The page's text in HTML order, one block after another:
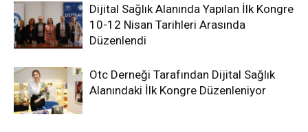
Dijital Sağlık Alanında Yapılan İlk Kongre
10-12 Nisan Tarihleri Arasında
Düzenlendi
Otc Derneği Tarafından Dijital Sağlık
Alanındaki İlk Kongre Düzenleniyor